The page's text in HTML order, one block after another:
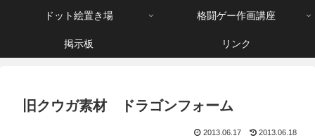
ドット絵置き場 格闘ゲー作画講座
掲示板 リンク
旧クウガ素材 ドラゴンフォーム
2013.06.17 2013.06.18